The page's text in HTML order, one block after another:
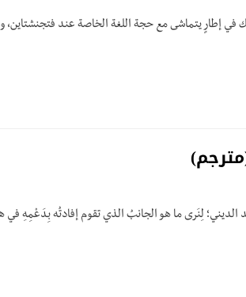
في إطارٍ يتماشى مع حجة اللغة الخاصة عند
لِنَرى ما هو الجانبُ الذي تقوم إفادتُه بِدَعْمِهِ في